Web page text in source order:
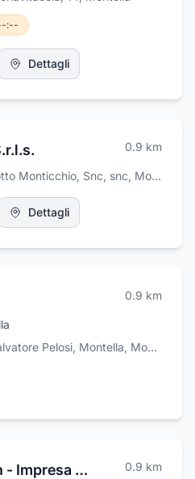
:--
Dettagli
0.9 km
Monticchio, Snc, snc, Montella
Dettagli
0.9 km
Pelosi, Montella, Montella
Service Man - Impresa di Pulizia e Sanificazione 0.9 km